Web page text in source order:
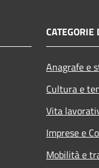
Anagrafe e
Cultura e
Vita
Imprese e
Mobilità e